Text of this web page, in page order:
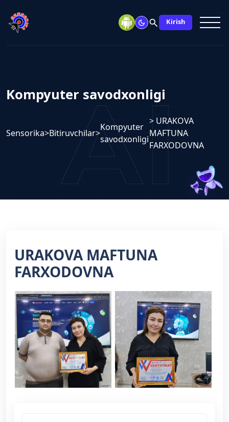
search Kirish
Kompyuter savodxonligi
Sensorika>Bitiruvchilar>
Kompyuter
savodxonligi
> URAKOVA
MAFTUNA
FARXODOVNA
URAKOVA MAFTUNA
FARXODOVNA